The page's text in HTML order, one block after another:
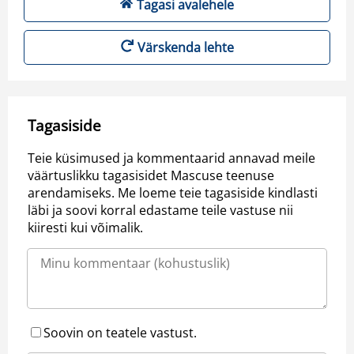
Tagasi avalehele
Värskenda lehte
Tagasiside
Teie küsimused ja kommentaarid annavad meile
väärtuslikku tagasisidet Mascuse teenuse
arendamiseks. Me loeme teie tagasiside kindlasti
läbi ja soovi korral edastame teile vastuse nii
kiiresti kui võimalik.
Soovin on teatele vastust.